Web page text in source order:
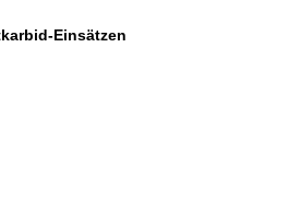
Einsätzen